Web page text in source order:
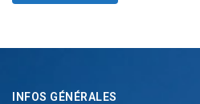
INFOS GÉNÉRALES